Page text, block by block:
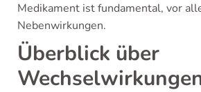
Medikament ist fundamental, vor
Nebenwirkungen.
Überblick über